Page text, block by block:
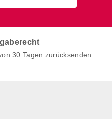
30 Tagen zurücksenden